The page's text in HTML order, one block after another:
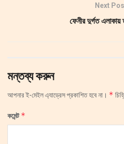
Next
ফেনীর দুর্গত এলাকায়
মন্তব্য করুন
আপনার ই-মেইল এ্যাড্রেস প্রকাশিত হবে না। *
কমেন্ট*